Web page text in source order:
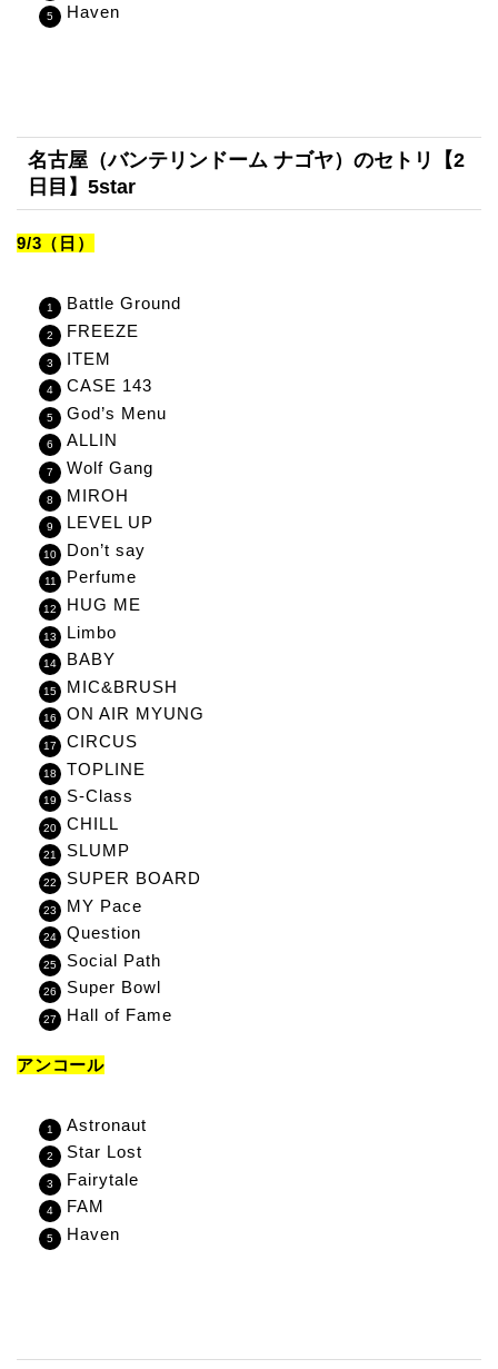
Haven
名古屋（バンテリンドーム ナゴヤ）のセトリ【2
日目】5star
9/3（日）
Battle Ground
FREEZE
ITEM
CASE 143
God’s Menu
ALLIN
Wolf Gang
MIROH
LEVEL UP
Don’t say
Perfume
HUG ME
Limbo
BABY
MIC&BRUSH
ON AIR MYUNG
CIRCUS
TOPLINE
S-Class
CHILL
SLUMP
SUPER BOARD
MY Pace
Question
Social Path
Super Bowl
Hall of Fame
アンコール
Astronaut
Star Lost
Fairytale
FAM
Haven